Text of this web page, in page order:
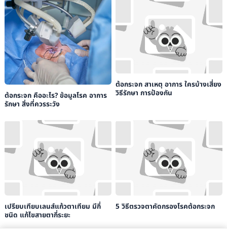
ต้อกระจก คืออะไร? ข้อมูลโรค อาการ
รักษา สิ่งที่ควรระวัง
ต้อกระจก สาเหตุ อาการ ใครบ้างเสี่ยง
วิธีรักษา การป้องกัน
เปรียบเทียบเลนส์แก้วตาเทียม มีกี่
ชนิด แก้ไขสายตากี่ระยะ
5 วิธีตรวจตาคัดกรองโรคต้อกระจก